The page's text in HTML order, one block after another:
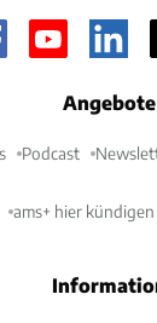
Angebote
Podcast
ams+ hier kündigen